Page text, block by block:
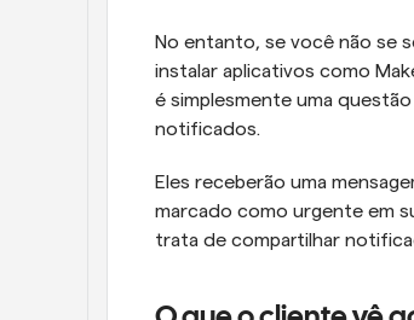
No entanto, se você não se
instalar aplicativos como
é simplesmente uma
notificados.
Eles receberão uma
marcado como urgente em
trata de compartilhar